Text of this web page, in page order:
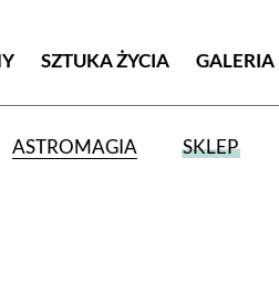
SZTUKA ŻYCIA GALERIA
ASTROMAGIA SKLEP